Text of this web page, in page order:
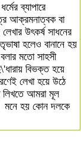
ব্যাপারে
আক্রমনাত্বক বা
উৎকর্ষ সাধনের
হলেও বানানে হয়
মতো সাহসী
বিভক্ত হয়ে
লেখা হয়ে উঠে
লিখতে আমরা মূল
মনে হয় কোন দলকে